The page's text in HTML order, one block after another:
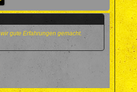
gute Erfahrungen gemacht.